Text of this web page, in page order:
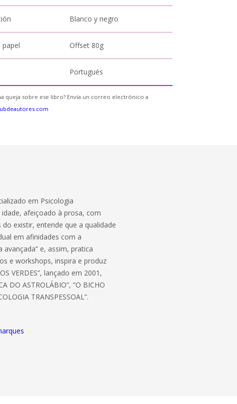
Blanco y negro
papel Offset 80g
Portugués
queja sobre ese libro? Envía un correo electrónico a
em Psicologia
afeiçoado à prosa, com
existir, entende que a qualidade
em afinidades com a
e, assim, pratica
e workshops, inspira e produz
VERDES”, lançado em 2001,
DO ASTROLÁBIO”, “O BICHO
TRANSPESSOAL”.